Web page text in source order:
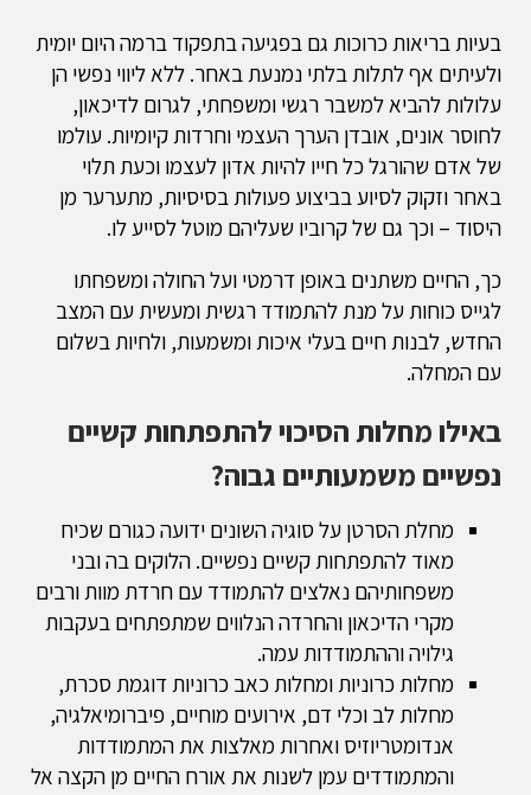
בעיות בריאות כרוכות גם בפגיעה בתפקוד ברמה היום יומית
ולעיתים אף לתלות בלתי נמנעת באחר. ללא ליווי נפשי הן
עלולות להביא למשבר רגשי ומשפחתי, לגרום לדיכאון,
לחוסר אונים, אובדן הערך העצמי וחרדות קיומיות. עולמו
של אדם שהורגל כל חייו להיות אדון לעצמו וכעת תלוי
באחר וזקוק לסיוע בביצוע פעולות בסיסיות, מתערער מן
היסוד – וכך גם של קרוביו שעליהם מוטל לסייע לו.
כך, החיים משתנים באופן דרמטי ועל החולה ומשפחתו
לגייס כוחות על מנת להתמודד רגשית ומעשית עם המצב
החדש, לבנות חיים בעלי איכות ומשמעות, ולחיות בשלום
עם המחלה.
באילו מחלות הסיכוי להתפתחות קשיים
נפשיים משמעותיים גבוה?
מחלת הסרטן על סוגיה השונים ידועה כגורם שכיח
מאוד להתפתחות קשיים נפשיים. הלוקים בה ובני
משפחותיהם נאלצים להתמודד עם חרדת מוות ורבים
מקרי הדיכאון והחרדה הנלווים שמתפתחים בעקבות
גילויה וההתמודדות עמה.
מחלות כרוניות ומחלות כאב כרוניות דוגמת סכרת,
מחלות לב וכלי דם, אירועים מוחיים, פיברומיאלגיה,
אנדומטריוזיס ואחרות מאלצות את המתמודדות
והמתמודדים עמן לשנות את אורח החיים מן הקצה אל